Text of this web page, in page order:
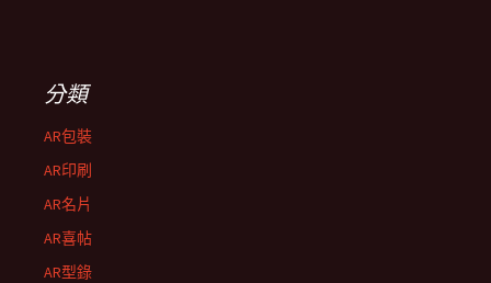
分類
AR包裝
AR印刷
AR名片
AR喜帖
AR型錄